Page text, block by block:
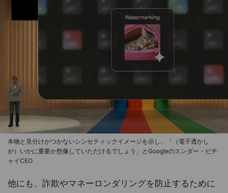
本物と見分けがつかないシンセティックイメージを示し、「（電子透かし
が）いかに重要か想像していただけるでしょう」とGoogleのスンダー・ピチ
ャイCEO
他にも、詐欺やマネーロンダリングを防止するために